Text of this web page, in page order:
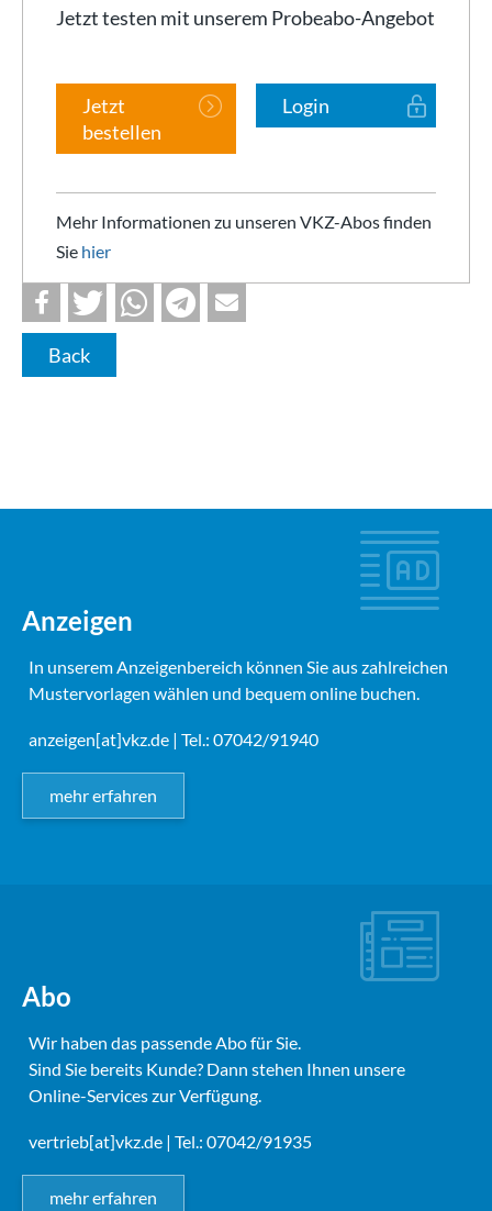
Jetzt testen mit unserem Probeabo-Angebot
Jetzt
bestellen
Login
Mehr Informationen zu unseren VKZ-Abos finden
Sie hier
Back
Anzeigen
In unserem Anzeigenbereich können Sie aus zahlreichen
Mustervorlagen wählen und bequem online buchen.
anzeigen[at]vkz.de | Tel.: 07042/91940
mehr erfahren
Abo
Wir haben das passende Abo für Sie.
Sind Sie bereits Kunde? Dann stehen Ihnen unsere
Online-Services zur Verfügung.
vertrieb[at]vkz.de | Tel.: 07042/91935
mehr erfahren